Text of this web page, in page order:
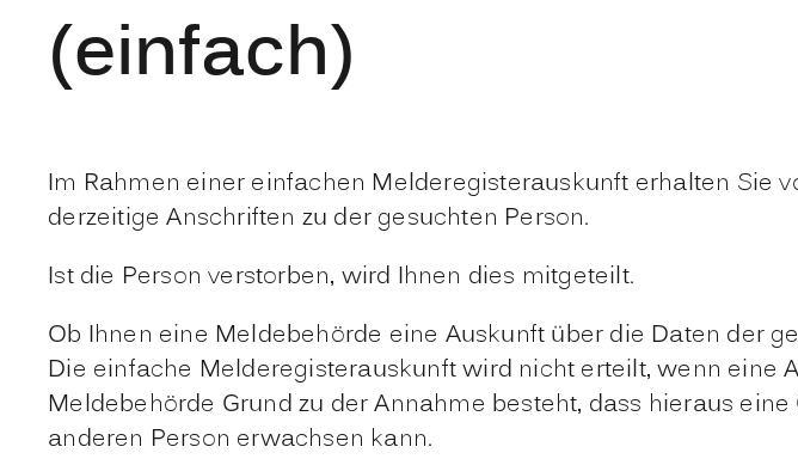
(einfach)
Im Rahmen einer einfachen Melderegisterauskunft erhalten Sie
derzeitige Anschriften zu der gesuchten Person.
Ist die Person verstorben, wird Ihnen dies mitgeteilt.
Ob Ihnen eine Meldebehörde eine Auskunft über die Daten der
Die einfache Melderegisterauskunft wird nicht erteilt, wenn eine
Meldebehörde Grund zu der Annahme besteht, dass hieraus
anderen Person erwachsen kann.